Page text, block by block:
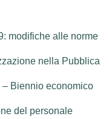
modifiche alle norme
nella Pubblica
Biennio economico
del personale